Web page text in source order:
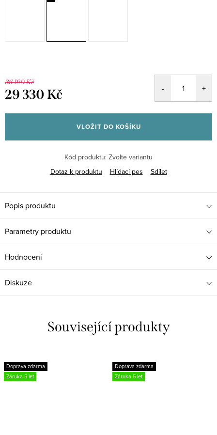
36 190 Kč
29 330 Kč
cena:
VLOŽIT DO KOŠÍKU
Kód produktu: Zvolte variantu
Dotaz k produktu
Hlídací pes Sdílet
Popis produktu
Parametry produktu
Hodnocení
Diskuze
Související produkty
Doprava zdarma
Záruka 5 let
Doprava zdarma
Záruka 5 let